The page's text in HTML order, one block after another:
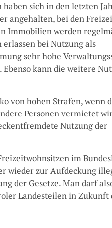
sich in den letzten
angehalten, bei den
Immobilien werden
bei Nutzung als
sehr hohe
kann die weitere
von hohen Strafen, wenn
Personen vermietet
Nutzung der
im
wieder zur Aufdeckung
der Gesetze. Man darf
Landesteilen in Zukunft